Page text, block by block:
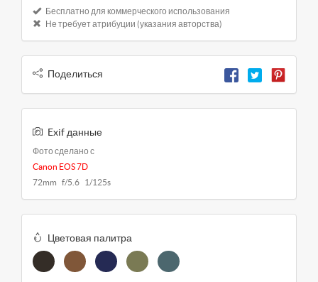
Бесплатно для коммерческого использования
Не требует атрибуции (указания авторства)
Поделиться
Exif данные
Фото сделано с
Canon EOS 7D
72mm f/5.6 1/125s
Цветовая палитра